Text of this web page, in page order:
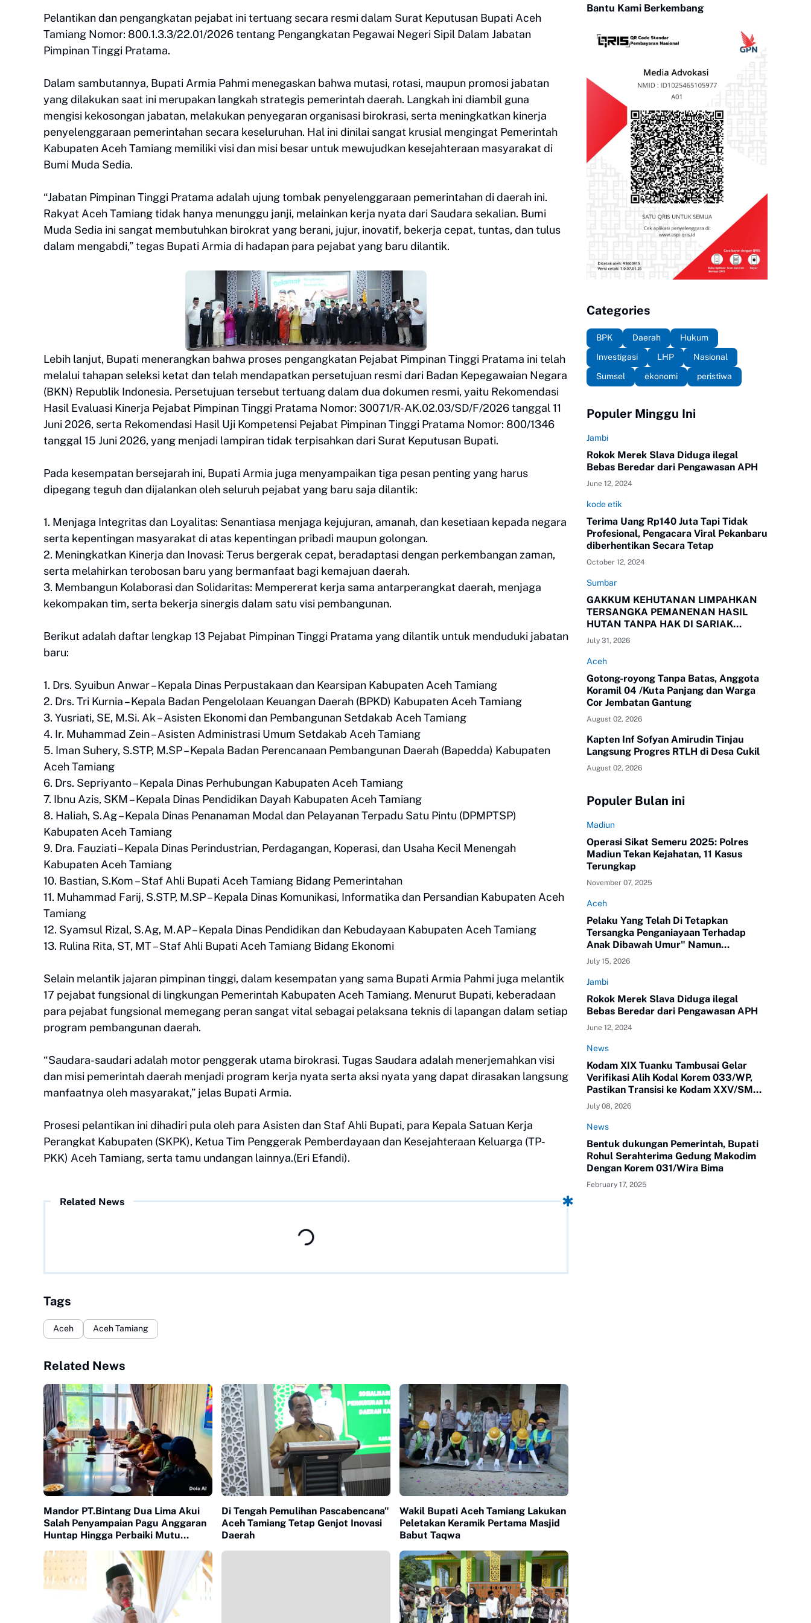
Pelantikan dan pengangkatan pejabat ini tertuang secara resmi dalam Surat Keputusan Bupati Aceh
Tamiang Nomor: 800.1.3.3/22.01/2026 tentang Pengangkatan Pegawai Negeri Sipil Dalam Jabatan
Pimpinan Tinggi Pratama.
Dalam sambutannya, Bupati Armia Pahmi menegaskan bahwa mutasi, rotasi, maupun promosi jabatan
yang dilakukan saat ini merupakan langkah strategis pemerintah daerah. Langkah ini diambil guna
mengisi kekosongan jabatan, melakukan penyegaran organisasi birokrasi, serta meningkatkan kinerja
penyelenggaraan pemerintahan secara keseluruhan. Hal ini dinilai sangat krusial mengingat Pemerintah
Kabupaten Aceh Tamiang memiliki visi dan misi besar untuk mewujudkan kesejahteraan masyarakat di
Bumi Muda Sedia.
“Jabatan Pimpinan Tinggi Pratama adalah ujung tombak penyelenggaraan pemerintahan di daerah ini.
Rakyat Aceh Tamiang tidak hanya menunggu janji, melainkan kerja nyata dari Saudara sekalian. Bumi
Muda Sedia ini sangat membutuhkan birokrat yang berani, jujur, inovatif, bekerja cepat, tuntas, dan tulus
dalam mengabdi,” tegas Bupati Armia di hadapan para pejabat yang baru dilantik.
Lebih lanjut, Bupati menerangkan bahwa proses pengangkatan Pejabat Pimpinan Tinggi Pratama ini telah
melalui tahapan seleksi ketat dan telah mendapatkan persetujuan resmi dari Badan Kepegawaian Negara
(BKN) Republik Indonesia. Persetujuan tersebut tertuang dalam dua dokumen resmi, yaitu Rekomendasi
Hasil Evaluasi Kinerja Pejabat Pimpinan Tinggi Pratama Nomor: 30071/R-AK.02.03/SD/F/2026 tanggal 11
Juni 2026, serta Rekomendasi Hasil Uji Kompetensi Pejabat Pimpinan Tinggi Pratama Nomor: 800/1346
tanggal 15 Juni 2026, yang menjadi lampiran tidak terpisahkan dari Surat Keputusan Bupati.
Pada kesempatan bersejarah ini, Bupati Armia juga menyampaikan tiga pesan penting yang harus
dipegang teguh dan dijalankan oleh seluruh pejabat yang baru saja dilantik:
1. Menjaga Integritas dan Loyalitas: Senantiasa menjaga kejujuran, amanah, dan kesetiaan kepada negara
serta kepentingan masyarakat di atas kepentingan pribadi maupun golongan.
2. Meningkatkan Kinerja dan Inovasi: Terus bergerak cepat, beradaptasi dengan perkembangan zaman,
serta melahirkan terobosan baru yang bermanfaat bagi kemajuan daerah.
3. Membangun Kolaborasi dan Solidaritas: Mempererat kerja sama antarperangkat daerah, menjaga
kekompakan tim, serta bekerja sinergis dalam satu visi pembangunan.
Berikut adalah daftar lengkap 13 Pejabat Pimpinan Tinggi Pratama yang dilantik untuk menduduki jabatan
baru:
1. Drs. Syuibun Anwar – Kepala Dinas Perpustakaan dan Kearsipan Kabupaten Aceh Tamiang
2. Drs. Tri Kurnia – Kepala Badan Pengelolaan Keuangan Daerah (BPKD) Kabupaten Aceh Tamiang
3. Yusriati, SE, M.Si. Ak – Asisten Ekonomi dan Pembangunan Setdakab Aceh Tamiang
4. Ir. Muhammad Zein – Asisten Administrasi Umum Setdakab Aceh Tamiang
5. Iman Suhery, S.STP, M.SP – Kepala Badan Perencanaan Pembangunan Daerah (Bapedda) Kabupaten
Aceh Tamiang
6. Drs. Sepriyanto – Kepala Dinas Perhubungan Kabupaten Aceh Tamiang
7. Ibnu Azis, SKM – Kepala Dinas Pendidikan Dayah Kabupaten Aceh Tamiang
8. Haliah, S.Ag – Kepala Dinas Penanaman Modal dan Pelayanan Terpadu Satu Pintu (DPMPTSP)
Kabupaten Aceh Tamiang
9. Dra. Fauziati – Kepala Dinas Perindustrian, Perdagangan, Koperasi, dan Usaha Kecil Menengah
Kabupaten Aceh Tamiang
10. Bastian, S.Kom – Staf Ahli Bupati Aceh Tamiang Bidang Pemerintahan
11. Muhammad Farij, S.STP, M.SP – Kepala Dinas Komunikasi, Informatika dan Persandian Kabupaten Aceh
Tamiang
12. Syamsul Rizal, S.Ag, M.AP – Kepala Dinas Pendidikan dan Kebudayaan Kabupaten Aceh Tamiang
13. Rulina Rita, ST, MT – Staf Ahli Bupati Aceh Tamiang Bidang Ekonomi
Selain melantik jajaran pimpinan tinggi, dalam kesempatan yang sama Bupati Armia Pahmi juga melantik
17 pejabat fungsional di lingkungan Pemerintah Kabupaten Aceh Tamiang. Menurut Bupati, keberadaan
para pejabat fungsional memegang peran sangat vital sebagai pelaksana teknis di lapangan dalam setiap
program pembangunan daerah.
“Saudara-saudari adalah motor penggerak utama birokrasi. Tugas Saudara adalah menerjemahkan visi
dan misi pemerintah daerah menjadi program kerja nyata serta aksi nyata yang dapat dirasakan langsung
manfaatnya oleh masyarakat,” jelas Bupati Armia.
Prosesi pelantikan ini dihadiri pula oleh para Asisten dan Staf Ahli Bupati, para Kepala Satuan Kerja
Perangkat Kabupaten (SKPK), Ketua Tim Penggerak Pemberdayaan dan Kesejahteraan Keluarga (TP-
PKK) Aceh Tamiang, serta tamu undangan lainnya.(Eri Efandi).
Related News
Tags
Aceh Aceh Tamiang
Related News
Mandor PT.Bintang Dua Lima Akui
Salah Penyampaian Pagu Anggaran
Huntap Hingga Perbaiki Mutu
Di Tengah Pemulihan Pascabencana"
Aceh Tamiang Tetap Genjot Inovasi
Daerah
Wakil Bupati Aceh Tamiang Lakukan
Peletakan Keramik Pertama Masjid
Babut Taqwa
Bantu Kami Berkembang
Categories
BPK Daerah
Hukum
Investigasi
LHP
Nasional
Sumsel
ekonomi peristiwa
Populer Minggu Ini
Jambi
Rokok Merek Slava Diduga ilegal
Bebas Beredar dari Pengawasan APH
June 12, 2024
kode etik
Terima Uang Rp140 Juta Tapi Tidak
Profesional, Pengacara Viral Pekanbaru
diberhentikan Secara Tetap
October 12, 2024
Sumbar
GAKKUM KEHUTANAN LIMPAHKAN
TERSANGKA PEMANENAN HASIL
HUTAN TANPA HAK DI SARIAK
BAYANG KEPADA KEJAKSAAN
NEGERI SOLOK, SUMBAR
July 31, 2026
Aceh
Gotong-royong Tanpa Batas, Anggota
Koramil 04 /Kuta Panjang dan Warga
Cor Jembatan Gantung
August 02, 2026
Kapten Inf Sofyan Amirudin Tinjau
Langsung Progres RTLH di Desa Cukil
August 02, 2026
Populer Bulan ini
Madiun
Operasi Sikat Semeru 2025: Polres
Madiun Tekan Kejahatan, 11 Kasus
Terungkap
November 07, 2025
Aceh
Pelaku Yang Telah Di Tetapkan
Tersangka Penganiayaan Terhadap
Anak Dibawah Umur" Namun
Melenggang Bebas Keluar Dari Polres
ATAM
July 15, 2026
Jambi
Rokok Merek Slava Diduga ilegal
Bebas Beredar dari Pengawasan APH
June 12, 2024
News
Kodam XIX Tuanku Tambusai Gelar
Verifikasi Alih Kodal Korem 033/WP,
Pastikan Transisi ke Kodam XXV/SMR
Berjalan Optimal
July 08, 2026
News
Bentuk dukungan Pemerintah, Bupati
Rohul Serahterima Gedung Makodim
Dengan Korem 031/Wira Bima
February 17, 2025